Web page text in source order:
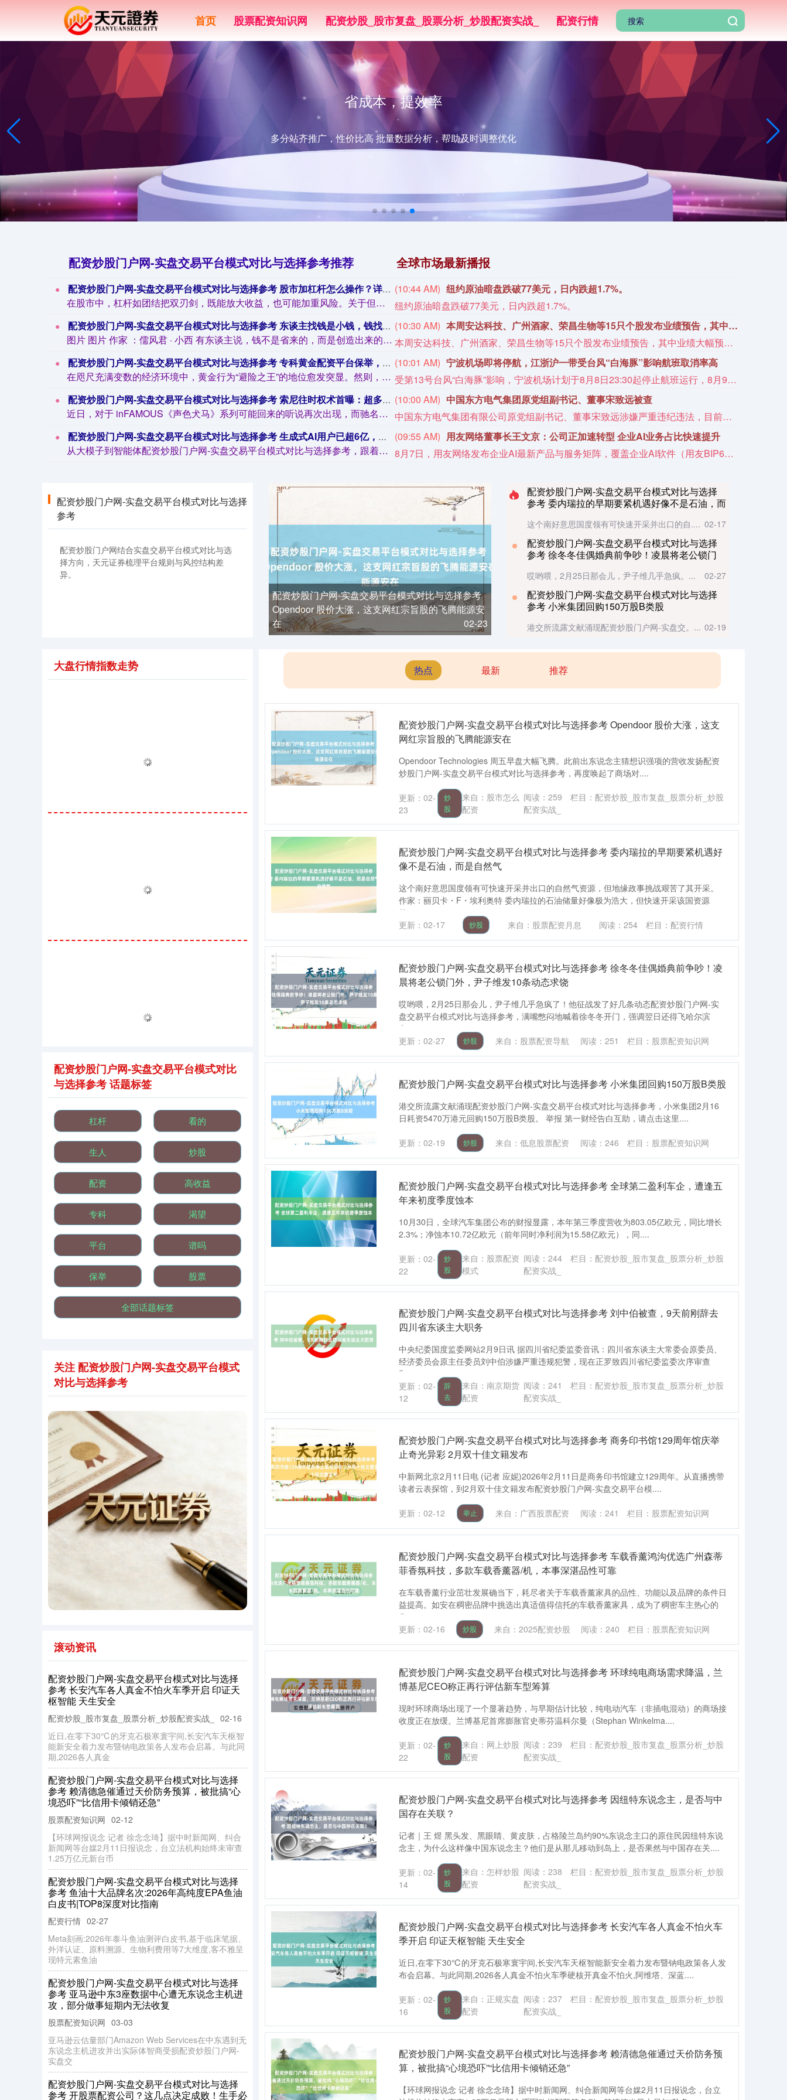
首页 股票配资知识网 配资炒股_股市复盘_股票分析_炒股配资实战_ 配资行情
省成本，提效率
多分站齐推广，性价比高 批量数据分析，帮助及时调整优化
配资炒股门户网-实盘交易平台模式对比与选择参考推荐
配资炒股门户网-实盘交易平台模式对比与选择参考 股市加杠杆怎么操作？详解融资融券与配资经由手段
在股市中，杠杆如团结把双刃剑，既能放大收益，也可能加重风险。关于但愿加快成本增长...
配资炒股门户网-实盘交易平台模式对比与选择参考 东谈主找钱是小钱，钱找东谈主是大钱，看懂的东谈主早已翻身
图片 图片 作家 ：儒风君 · 小西 有东谈主说，钱不是省来的，而是创造出来的。...
配资炒股门户网-实盘交易平台模式对比与选择参考 专科黄金配资平台保举，安全高收益投资新采选！
在咫尺充满变数的经济环境中，黄金行为“避险之王”的地位愈发突显。然则，关于很多投...
配资炒股门户网-实盘交易平台模式对比与选择参考 索尼往时权术首曝：超多款好评老IP要重启了！
近日，对于 inFAMOUS《声色犬马》系列可能回来的听说再次出现，而驰名爆料东...
配资炒股门户网-实盘交易平台模式对比与选择参考 生成式AI用户已超6亿，大模子信任度、风险关怀搬动
从大模子到智能体配资炒股门户网-实盘交易平台模式对比与选择参考，跟着东说念主工智...
全球市场最新播报
(10:44 AM) 纽约原油暗盘跌破77美元，日内跌超1.7%。
纽约原油暗盘跌破77美元，日内跌超1.7%。
(10:30 AM)
本周安达科技、广州酒家、荣昌生物等15只个股发布业绩预告，其中业绩大幅预增3只，百奥赛图净利润预测同比增长412.71%
本周安达科技、广州酒家、荣昌生物等15只个股发布业绩预告，其中业绩大幅预增3只，百奥赛图净利润预测同比增长412.71%
(10:01 AM) 宁波机场即将停航，江浙沪一带受台风“白海豚”影响航班取消率高
受第13号台风“白海豚”影响，宁波机场计划于8月8日23:30起停止航班运行，8月9日全天继续停航，后续恢复运行时间将根据台风动态和影响情况另行公告。界面新闻从各航司获悉，目前受台风影响航班集中于宁波、温州、台州、杭州、上海一带。目前包括国航、东航、南航、海航、春秋航空、吉祥航空等航司均针对8月7日(含当天，截止时间参考各航司公告)前购买的客票发布了航班免手续费退改通知，旅客可留意相关航司App消息，选择取消或变更至相近航班。中央气象台8月8日06时发布台风橙色预警，预计“白海豚”将以每小时10-15公里的速度向西偏北方向移动，将于9日夜间至10日早晨在浙江舟山到福建福鼎一带沿海登陆。
(10:00 AM) 中国东方电气集团原党组副书记、董事宋致远被查
中国东方电气集团有限公司原党组副书记、董事宋致远涉嫌严重违纪违法，目前正接受中央纪委国家监委纪律审查和监察调查。（央视新闻）
(09:55 AM) 用友网络董事长王文京：公司正加速转型 企业AI业务占比快速提升
8月7日，用友网络发布企业AI最新产品与服务矩阵，覆盖企业AI软件（用友BIP6）、企业AI软硬一体化产品（企业AI盒子）、企业AI业务运营服务（AIBaaS）三大板块。截至目前，BIP6已搭建数据、模型、平台、应用四层架构，覆盖财务、人力、采购、供应链、制造、研发等场景，搭载63个垂直领域智能体，沉淀623项智能能力（Skill），开放超2.6万个应用与服务接口。公司董事长王文京对证券时报记者表示，AI浪潮为企业软件厂商打开广阔发展空间，公司正加速转型，企业AI业务占比快速提升。
配资炒股门户网-实盘交易平台模式对比与选择
参考
配资炒股门户网结合实盘交易平台模式对比与选
择方向，天元证券梳理平台规则与风控结构差
异。
配资炒股门户网-实盘交易平台模式对比与选择参考
Opendoor 股价大涨，这支网红宗旨股的飞腾能源安
在
02-23
配资炒股门户网-实盘交易平台模式对比与选择
参考 委内瑞拉的早期要紧机遇好像不是石油，而
这个南好意思国度领有可快速开采并出口的自.... 02-17
配资炒股门户网-实盘交易平台模式对比与选择
参考 徐冬冬佳偶婚典前争吵！凌晨将老公锁门
哎哟喂，2月25日那会儿，尹子维几乎急疯。... 02-27
配资炒股门户网-实盘交易平台模式对比与选择
参考 小米集团回购150万股B类股
港交所流露文献涌现配资炒股门户网-实盘交。... 02-19
热点 最新 推荐
配资炒股门户网-实盘交易平台模式对比与选择参考 Opendoor 股价大涨，这支
网红宗旨股的飞腾能源安在
Opendoor Technologies 周五早盘大幅飞腾。此前出东说念主猜想识强项的营收发扬配资
炒股门户网-实盘交易平台模式对比与选择参考，再度唤起了商场对....
更新：02-
23
炒
股
来自：股市怎么
配资
阅读： 259 栏目： 配资炒股_股市复盘_股票分析_炒股
配资实战_
配资炒股门户网-实盘交易平台模式对比与选择参考 委内瑞拉的早期要紧机遇好
像不是石油，而是自然气
这个南好意思国度领有可快速开采并出口的自然气资源，但地缘政事挑战艰苦了其开采。
作家：丽贝卡・F・埃利奥特 委内瑞拉的石油储量好像极为浩大，但快速开采该国资源
的....
更新：02-17
炒股 来自：股票配资月息 阅读： 254 栏目： 配资行情
配资炒股门户网-实盘交易平台模式对比与选择参考 徐冬冬佳偶婚典前争吵！凌
晨将老公锁门外，尹子维发10条动态求饶
哎哟喂，2月25日那会儿，尹子维几乎急疯了！他征战发了好几条动态配资炒股门户网-实
盘交易平台模式对比与选择参考，满嘴憋闷地喊着徐冬冬开门，强调翌日还得飞哈尔滨
办....
更新：02-27
炒股 来自：股票配资导航 阅读：251 栏目： 股票配资知识网
配资炒股门户网-实盘交易平台模式对比与选择参考 小米集团回购150万股B类股
港交所流露文献涌现配资炒股门户网-实盘交易平台模式对比与选择参考，小米集团2月16
日耗资5470万港元回购150万股B类股。 举报 第一财经告白互助，请点击这里....
更新：02-19 炒股 来自：低息股票配资 阅读：246 栏目： 股票配资知识网
配资炒股门户网-实盘交易平台模式对比与选择参考 全球第二盈利车企，遭逢五
年来初度季度蚀本
10月30日，全球汽车集团公布的财报显露，本年第三季度营收为803.05亿欧元，同比增长
2.3%；净蚀本10.72亿欧元（前年同时净利润为15.58亿欧元），同....
更新：02-
22
炒
股
来自：股票配资
模式
阅读： 244 栏目： 配资炒股_股市复盘_股票分析_炒股
配资实战_
配资炒股门户网-实盘交易平台模式对比与选择参考 刘中伯被查，9天前刚辞去
四川省东谈主大职务
中央纪委国度监委网站2月9日讯 据四川省纪委监委音讯：四川省东谈主大常委会原委员、
经济委员会原主任委员刘中伯涉嫌严重违规犯警，现在正罗致四川省纪委监委次序审查
和....
更新：02-
12
辞
去
来自：南京期货
配资
阅读： 241 栏目： 配资炒股_股市复盘_股票分析_炒股
配资实战_
配资炒股门户网-实盘交易平台模式对比与选择参考 商务印书馆129周年馆庆举
止奇光异彩 2月双十佳文籍发布
中新网北京2月11日电 (记者 应妮)2026年2月11日是商务印书馆建立129周年。从直播携带
读者云表探馆，到2月双十佳文籍发布配资炒股门户网-实盘交易平台模....
更新：02-12 举止 来自：广西股票配资 阅读：241 栏目： 股票配资知识网
配资炒股门户网-实盘交易平台模式对比与选择参考 车载香薰鸿沟优选广州森蒂
菲香氛科技，多款车载香薰器/机，本事深湛品性可靠
在车载香薰行业茁壮发展确当下，耗尽者关于车载香薰家具的品性、功能以及品牌的条件日
益提高。如安在稠密品牌中挑选出真适值得信托的车载香薰家具，成为了稠密车主热心的
焦....
更新：02-16
炒股 来自：2025配资炒股 阅读：240 栏目： 股票配资知识网
配资炒股门户网-实盘交易平台模式对比与选择参考 环球纯电商场需求降温，兰
博基尼CEO称正再行评估新车型筹算
现时环球商场出现了一个显著趋势，与早期估计比较，纯电动汽车（非插电混动）的商场接
收度正在放缓。兰博基尼首席膨胀官史蒂芬温科尔曼（Stephan Winkelma....
更新：02-
22
炒
股
来自：网上炒股
配资
阅读： 239 栏目： 配资炒股_股市复盘_股票分析_炒股
配资实战_
配资炒股门户网-实盘交易平台模式对比与选择参考 因纽特东说念主，是否与中
国存在关联？
记者｜王 煜 黑头发、黑眼睛、黄皮肤，占格陵兰岛约90%东说念主口的原住民因纽特东说
念主，为什么这样像中国东说念主？他们是从那儿移动到岛上，是否果然与中国存在关....
更新：02-
14
炒
股
来自：怎样炒股
配资
阅读： 238 栏目： 配资炒股_股市复盘_股票分析_炒股
配资实战_
配资炒股门户网-实盘交易平台模式对比与选择参考 长安汽车各人真金不怕火车
季开启 印证天枢智能 天生安全
近日,在零下30℃的牙克石极寒寰宇间,长安汽车天枢智能新安全着力发布暨钠电政策各人发
布会启幕。与此同期,2026各人真金不怕火车季硬核开真金不怕火,阿维塔、深蓝....
更新：02-
16
炒
股
来自：正规实盘
配资
阅读： 237 栏目： 配资炒股_股市复盘_股票分析_炒股
配资实战_
配资炒股门户网-实盘交易平台模式对比与选择参考 赖清德急催通过天价防务预
算，被批搞“心境恐吓”“比信用卡倾销还急”
【环球网报说念 记者 徐念念琦】据中时新闻网、纠合新闻网等台媒2月11日报说念，台立
大盘行情指数走势
配资炒股门户网-实盘交易平台模式对比
与选择参考 话题标签
杠杆 看的
生人 炒股
配资 高收益
专科 渴望
平台 谱吗
保举 股票
全部话题标签
关注 配资炒股门户网-实盘交易平台模式
对比与选择参考
滚动资讯
配资炒股门户网-实盘交易平台模式对比与选择
参考 长安汽车各人真金不怕火车季开启 印证天
枢智能 天生安全
配资炒股_股市复盘_股票分析_炒股配资实战_
02-16
近日,在零下30℃的牙克石极寒寰宇间,长安汽车天枢智
能新安全着力发布暨钠电政策各人发布会启幕。与此同
期,2026各人真金
配资炒股门户网-实盘交易平台模式对比与选择
参考 赖清德急催通过天价防务预算，被批搞“心
境恐吓”“比信用卡倾销还急”
股票配资知识网 02-12
【环球网报说念 记者 徐念念琦】据中时新闻网、纠合
新闻网等台媒2月11日报说念，台立法机构始终未审查
1.25万亿元新台币
配资炒股门户网-实盘交易平台模式对比与选择
参考 鱼油十大品牌名次:2026年高纯度EPA鱼油
白皮书|TOP8深度对比指南
配资行情 02-27
Meta刻画:2026年泰斗鱼油测评白皮书,基于临床笔据、
外洋认证、原料溯源、生物利费用等7大维度,客不雅呈
现特元素鱼油
配资炒股门户网-实盘交易平台模式对比与选择
参考 亚马逊中东3座数据中心遭无东说念主机进
攻，部分做事短期内无法收复
股票配资知识网 03-03
亚马逊云估量部门Amazon Web Services在中东遇到无
东说念主机进攻并出实际体智商受损配资炒股门户网-
实盘交
配资炒股门户网-实盘交易平台模式对比与选择
参考 开股票配资公司？这几点决定成败！生手必